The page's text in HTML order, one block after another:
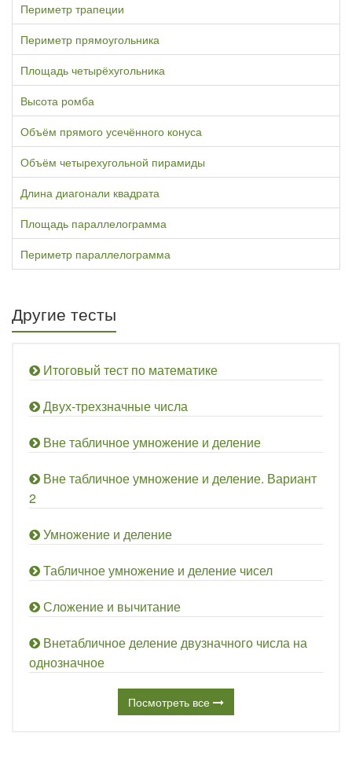
Периметр трапеции
Периметр прямоугольника
Площадь четырёхугольника
Высота ромба
Объём прямого усечённого конуса
Объём четырехугольной пирамиды
Длина диагонали квадрата
Площадь параллелограмма
Периметр параллелограмма
Другие тесты
Итоговый тест по математике
Двух-трехзначные числа
Вне табличное умножение и деление
Вне табличное умножение и деление. Вариант
2
Умножение и деление
Табличное умножение и деление чисел
Сложение и вычитание
Внетабличное деление двузначного числа на
однозначное
Посмотреть все